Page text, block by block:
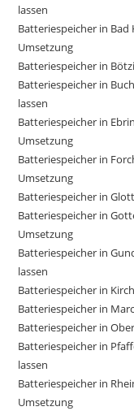
lassen
Batteriespeicher in
Umsetzung
Batteriespeicher in
Batteriespeicher in
lassen
Batteriespeicher in
Umsetzung
Batteriespeicher in
Umsetzung
Batteriespeicher in
Batteriespeicher in
Umsetzung
Batteriespeicher in
lassen
Batteriespeicher in
Batteriespeicher in
Batteriespeicher in
Batteriespeicher in
lassen
Batteriespeicher in
Umsetzung